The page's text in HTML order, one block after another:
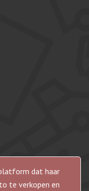
dat haar
te verkopen en